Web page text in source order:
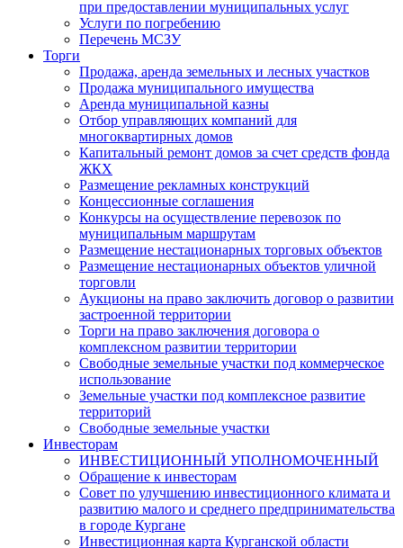
при предоставлении муниципальных услуг
Услуги по погребению
Перечень МСЗУ
Торги
Продажа, аренда земельных и лесных участков
Продажа муниципального имущества
Аренда муниципальной казны
Отбор управляющих компаний для
многоквартирных домов
Капитальный ремонт домов за счет средств фонда
ЖКХ
Размещение рекламных конструкций
Концессионные соглашения
Конкурсы на осуществление перевозок по
муниципальным маршрутам
Размещение нестационарных торговых объектов
Размещение нестационарных объектов уличной
торговли
Аукционы на право заключить договор о развитии
застроенной территории
Торги на право заключения договора о
комплексном развитии территории
Свободные земельные участки под коммерческое
использование
Земельные участки под комплексное развитие
территорий
Свободные земельные участки
Инвесторам
ИНВЕСТИЦИОННЫЙ УПОЛНОМОЧЕННЫЙ
Обращение к инвесторам
Совет по улучшению инвестиционного климата и
развитию малого и среднего предпринимательства
в городе Кургане
Инвестиционная карта Курганской области